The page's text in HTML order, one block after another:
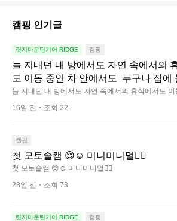
캠핑 인기글
릿지마운틴기어 RIDGE 캠핑
늘 지내던 내 방에서도 자연 속에서의
도 이동 중인 차 안에서도  누구나 잠에
조금 시간이 걸리는 순간이 있습니다.
차분하게 눈을 가려보세요. 마치 암막
단하고, 얼굴에 밀착하여 빛을 막아줍니
슬립 웜을 쓰는 것만으로 그곳은 나만의
니다.  안녕히 주무세요.
늘 지내던 내 방에서도 자연 속에서의 휴식에서도 이
안에서도  누구나 잠에 들기까지 조금 시간이 걸리는
습니다.  그럴 때는 차분하게 눈을 가려보세요. 마치
막아줍니다.  이 슬립 웜을 쓰는 것만으로 그곳은 나
16일 전 조회 22
캠핑
첫 모토솔캠 😌☺️ 미니미니멀👌🏼
첫 모토솔캠 😌☺️ 미니미니멀👌🏼
28일 전 조회 73
릿지마운틴기어 RIDGE 캠핑